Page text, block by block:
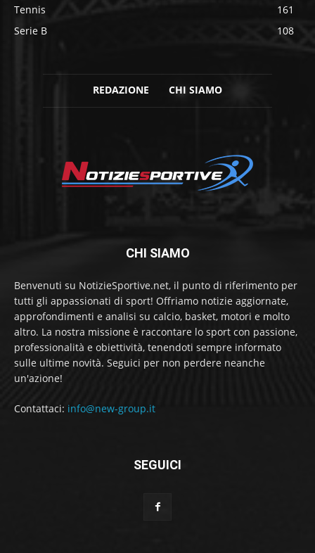
Tennis
161
Serie B
108
REDAZIONE CHI SIAMO
CHI SIAMO
Benvenuti su NotizieSportive.net, il punto di riferimento per
tutti gli appassionati di sport! Offriamo notizie aggiornate,
approfondimenti e analisi su calcio, basket, motori e molto
altro. La nostra missione è raccontare lo sport con passione,
professionalità e obiettività, tenendoti sempre informato
sulle ultime novità. Seguici per non perdere neanche
un'azione!
Contattaci: info@new-group.it
SEGUICI